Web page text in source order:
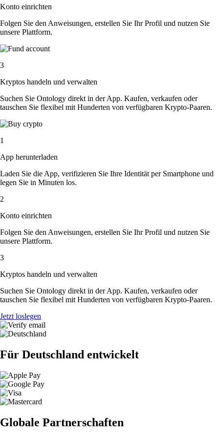
Konto einrichten
Folgen Sie den Anweisungen, erstellen Sie Ihr Profil und nutzen Sie
unsere Plattform.
3
Kryptos handeln und verwalten
Suchen Sie Ontology direkt in der App. Kaufen, verkaufen oder
tauschen Sie flexibel mit Hunderten von verfügbaren Krypto-Paaren.
1
App herunterladen
Laden Sie die App, verifizieren Sie Ihre Identität per Smartphone und
legen Sie in Minuten los.
2
Konto einrichten
Folgen Sie den Anweisungen, erstellen Sie Ihr Profil und nutzen Sie
unsere Plattform.
3
Kryptos handeln und verwalten
Suchen Sie Ontology direkt in der App. Kaufen, verkaufen oder
tauschen Sie flexibel mit Hunderten von verfügbaren Krypto-Paaren.
Jetzt loslegen
Für Deutschland entwickelt
Globale Partnerschaften